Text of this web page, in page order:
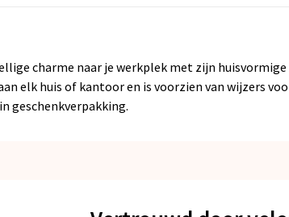
charme naar je werkplek met zijn
elk huis of kantoor en is voorzien van wijzers
geschenkverpakking.